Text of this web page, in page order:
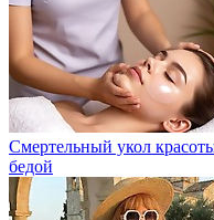
Смертельный укол
бедой